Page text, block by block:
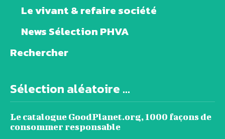
Le vivant & refaire société
News Sélection PHVA
Rechercher
Sélection aléatoire ...
Le catalogue GoodPlanet.org, 1000 façons de
consommer responsable